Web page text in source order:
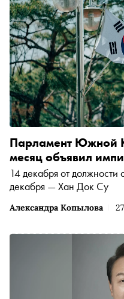
Александра Копылова
Парламент Южной
месяц объявил
14 декабря от
декабря — Хан Док Су